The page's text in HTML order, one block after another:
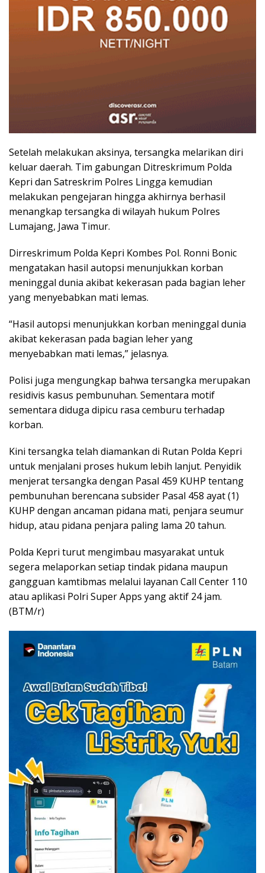
Setelah melakukan aksinya, tersangka melarikan diri
keluar daerah. Tim gabungan Ditreskrimum Polda
Kepri dan Satreskrim Polres Lingga kemudian
melakukan pengejaran hingga akhirnya berhasil
menangkap tersangka di wilayah hukum Polres
Lumajang, Jawa Timur.
Dirreskrimum Polda Kepri Kombes Pol. Ronni Bonic
mengatakan hasil autopsi menunjukkan korban
meninggal dunia akibat kekerasan pada bagian leher
yang menyebabkan mati lemas.
“Hasil autopsi menunjukkan korban meninggal dunia
akibat kekerasan pada bagian leher yang
menyebabkan mati lemas,” jelasnya.
Polisi juga mengungkap bahwa tersangka merupakan
residivis kasus pembunuhan. Sementara motif
sementara diduga dipicu rasa cemburu terhadap
korban.
Kini tersangka telah diamankan di Rutan Polda Kepri
untuk menjalani proses hukum lebih lanjut. Penyidik
menjerat tersangka dengan Pasal 459 KUHP tentang
pembunuhan berencana subsider Pasal 458 ayat (1)
KUHP dengan ancaman pidana mati, penjara seumur
hidup, atau pidana penjara paling lama 20 tahun.
Polda Kepri turut mengimbau masyarakat untuk
segera melaporkan setiap tindak pidana maupun
gangguan kamtibmas melalui layanan Call Center 110
atau aplikasi Polri Super Apps yang aktif 24 jam.
(BTM/r)